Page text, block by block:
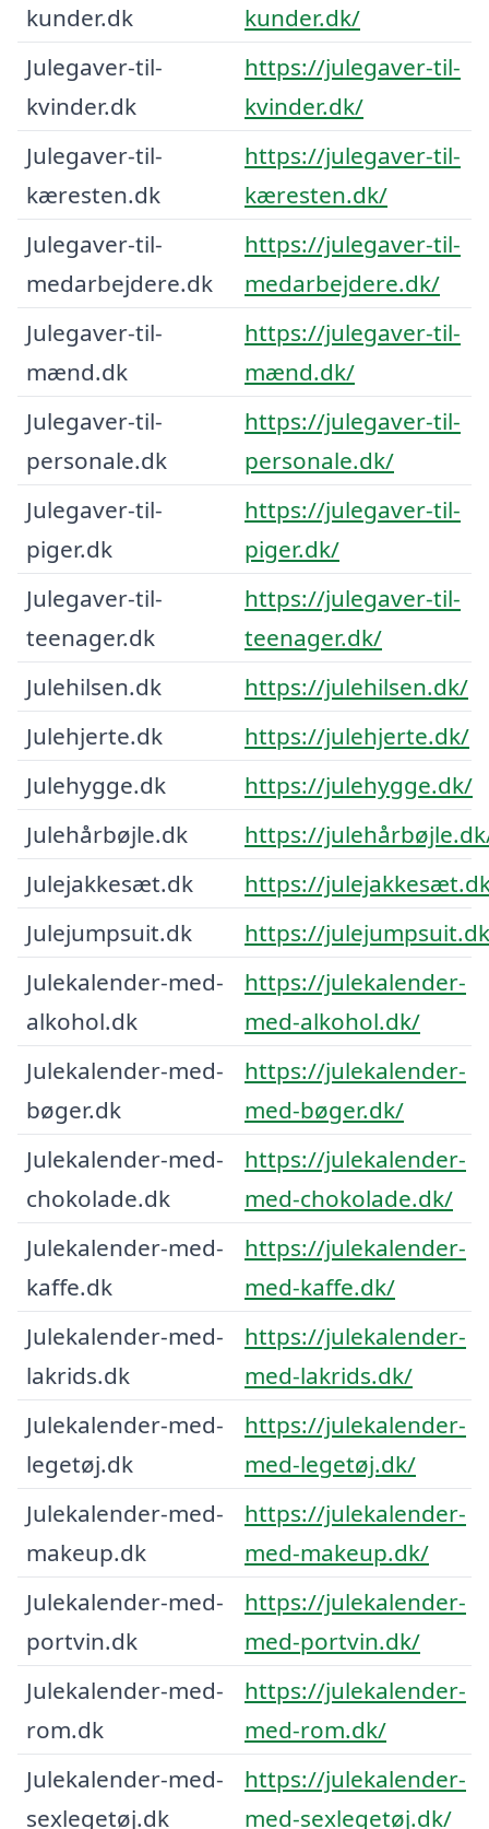
kunder.dk
kunder.dk/
Julegaver-til-
kvinder.dk
https://julegaver-til-
kvinder.dk/
Julegaver-til-
kæresten.dk
https://julegaver-til-
kæresten.dk/
Julegaver-til-
medarbejdere.dk
https://julegaver-til-
medarbejdere.dk/
Julegaver-til-
mænd.dk
https://julegaver-til-
mænd.dk/
Julegaver-til-
personale.dk
https://julegaver-til-
personale.dk/
Julegaver-til-
piger.dk
https://julegaver-til-
piger.dk/
Julegaver-til-
teenager.dk
https://julegaver-til-
teenager.dk/
Julehilsen.dk
https://julehilsen.dk/
Julehjerte.dk
https://julehjerte.dk/
Julehygge.dk
https://julehygge.dk/
Julehårbøjle.dk
https://
Julejakkesæt.dk
https://
Julejumpsuit.dk
https://
Julekalender-med-
alkohol.dk
https://julekalender-
med-alkohol.dk/
Julekalender-med-
bøger.dk
https://julekalender-
med-bøger.dk/
Julekalender-med-
chokolade.dk
https://julekalender-
med-chokolade.dk/
Julekalender-med-
kaffe.dk
https://julekalender-
med-kaffe.dk/
Julekalender-med-
lakrids.dk
https://julekalender-
med-lakrids.dk/
Julekalender-med-
legetøj.dk
https://julekalender-
med-legetøj.dk/
Julekalender-med-
makeup.dk
https://julekalender-
med-makeup.dk/
Julekalender-med-
portvin.dk
https://julekalender-
med-portvin.dk/
Julekalender-med-
rom.dk
https://julekalender-
med-rom.dk/
Julekalender-med-
sexlegetøj.dk
https://julekalender-
med-sexlegetøj.dk/